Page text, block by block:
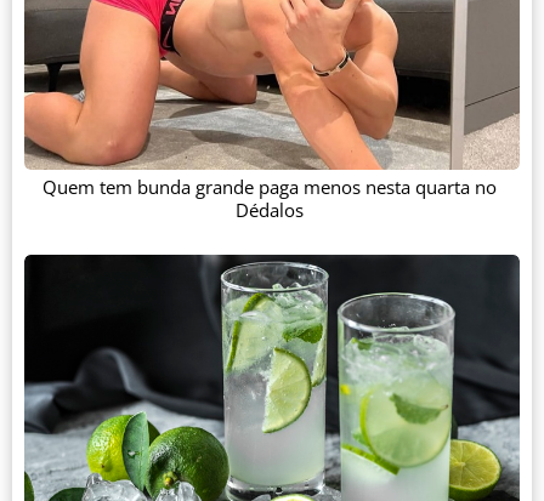
Quem tem bunda grande paga menos nesta quarta no
Dédalos